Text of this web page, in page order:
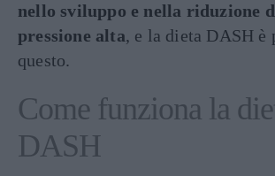
nello sviluppo e nella riduzione
pressione alta, e la dieta DASH è
questo.
Come funziona la
DASH